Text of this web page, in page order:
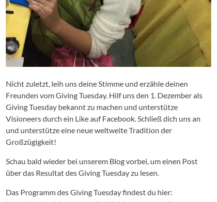
Nicht zuletzt, leih uns deine Stimme und erzähle deinen
Freunden vom Giving Tuesday. Hilf uns den 1. Dezember als
Giving Tuesday bekannt zu machen und unterstütze
Visioneers durch ein Like auf Facebook. Schließ dich uns an
und unterstütze eine neue weltweite Tradition der
Großzügigkeit!
Schau bald wieder bei unserem Blog vorbei, um einen Post
über das Resultat des Giving Tuesday zu lesen.
Das Programm des Giving Tuesday findest du hier: